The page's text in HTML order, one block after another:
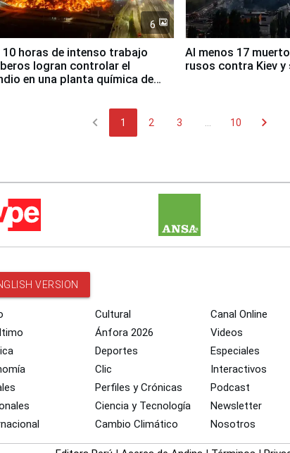
6
10 horas de intenso trabajo
logran controlar el
en una planta química de
Al menos 17
rusos contra Kiev y
chevron_left 1 2 3 10 chevron_right
VERSION
Cultural
Ánfora 2026
Deportes
Clic
Perfiles y Crónicas
Ciencia y Tecnología
Cambio Climático
Canal Online
Videos
Especiales
Interactivos
Podcast
Newsletter
Nosotros